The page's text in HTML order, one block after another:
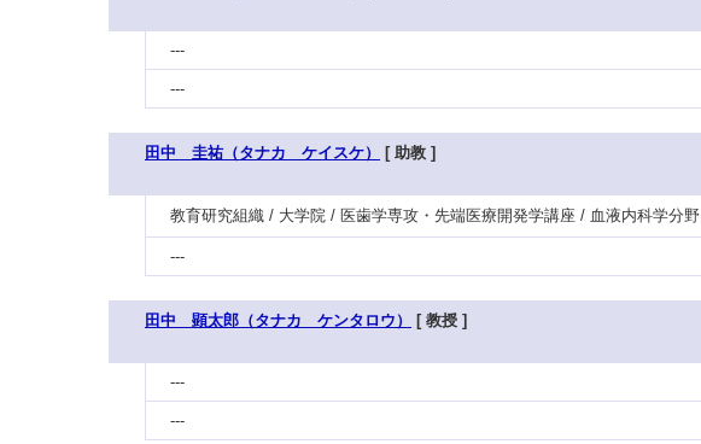
---
---
田中 圭祐（タナカ ケイスケ） [ 助教 ]
教育研究組織 / 大学院 / 医歯学専攻・先端医療開発学講座 / 血液内科学分野
---
田中 顕太郎（タナカ ケンタロウ） [ 教授 ]
---
---